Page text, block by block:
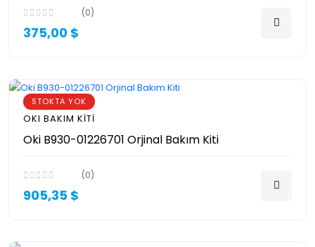
(0)
375,00 $
STOKTA YOK
OKI BAKIM KITI
Oki B930-01226701 Orjinal Bakım Kiti
(0)
905,35 $